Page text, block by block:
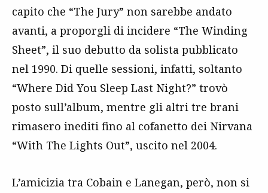
capito che “The Jury” non sarebbe andato
avanti, a proporgli di incidere “The Winding
Sheet”, il suo debutto da solista pubblicato
nel 1990. Di quelle sessioni, infatti, soltanto
“Where Did You Sleep Last Night?” trovò
posto sull’album, mentre gli altri tre brani
rimasero inediti fino al cofanetto dei Nirvana
“With The Lights Out”, uscito nel 2004.
L’amicizia tra Cobain e Lanegan, però, non si